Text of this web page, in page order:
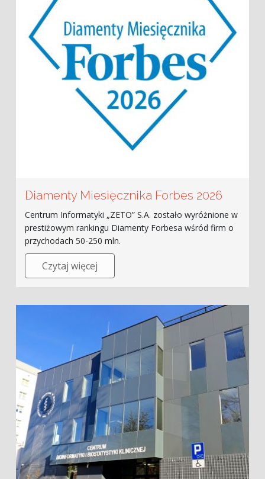
Diamenty Miesięcznika Forbes 2026
Centrum Informatyki „ZETO” S.A. zostało wyróżnione w
prestiżowym rankingu Diamenty Forbesa wśród firm o
przychodach 50-250 mln.
Czytaj więcej